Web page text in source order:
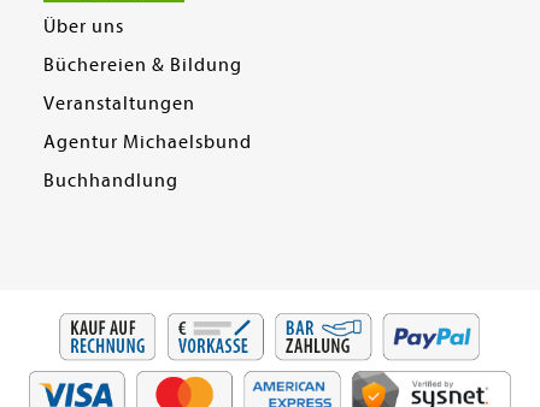
Über uns
Büchereien & Bildung
Veranstaltungen
Agentur Michaelsbund
Buchhandlung